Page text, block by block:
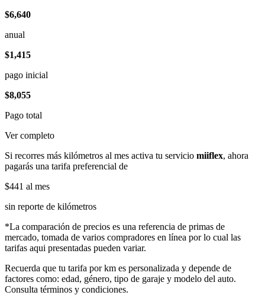
$6,640
anual
$1,415
pago inicial
$8,055
Pago total
Ver completo
Si recorres más kilómetros al mes activa tu servicio miiflex, ahora
pagarás una tarifa preferencial de
$441 al mes
sin reporte de kilómetros
*La comparación de precios es una referencia de primas de
mercado, tomada de varios compradores en línea por lo cual las
tarifas aqui presentadas pueden variar.
Recuerda que tu tarifa por km es personalizada y depende de
factores como: edad, género, tipo de garaje y modelo del auto.
Consulta términos y condiciones.